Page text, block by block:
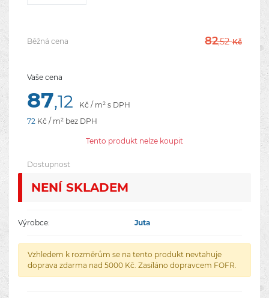
Běžná cena 82,52 Kč
Vaše cena
87,12
Kč / m² s DPH
72 Kč / m² bez DPH
Tento produkt nelze koupit
Dostupnost
NENÍ­ SKLADEM
Výrobce: Juta
Vzhledem k rozměrům se na tento produkt nevtahuje
doprava zdarma nad 5000 Kč. Zasíláno dopravcem FOFR.